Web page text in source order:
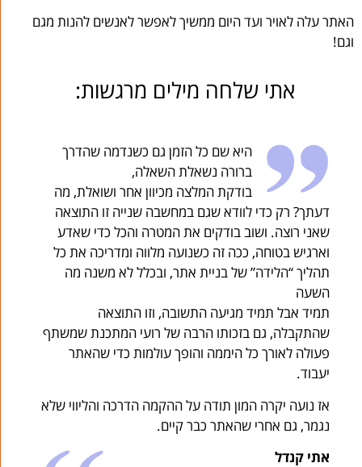
האתר עלה לאויר ועד היום ממשיך לאפשר לאנשים להנות מגם
וגם!
אתי שלחה מילים מרגשות:
היא שם כל הזמן גם כשנדמה שהדרך
ברורה נשאלת השאלה,
בודקת המלצה מכיוון אחר ושואלת, מה
דעתך? רק כדי לוודא שגם במחשבה שנייה זו התוצאה
שאני רוצה. ושוב בודקים את המטרה והכל כדי שאדע
וארגיש בטוחה, ככה זה כשנועה מלווה ומדריכה את כל
תהליך “הלידה” של בניית אתר, ובכלל לא משנה מה
השעה
תמיד אבל תמיד מגיעה התשובה, וזו התוצאה
שהתקבלה, גם בזכותו הרבה של רועי המתכנת שמשתף
פעולה לאורך כל היממה והופך עולמות כדי שהאתר
יעבוד.
אז נועה יקרה המון תודה על ההקמה הדרכה והליווי שלא
נגמר, גם אחרי שהאתר כבר קיים.
אתי קנדל